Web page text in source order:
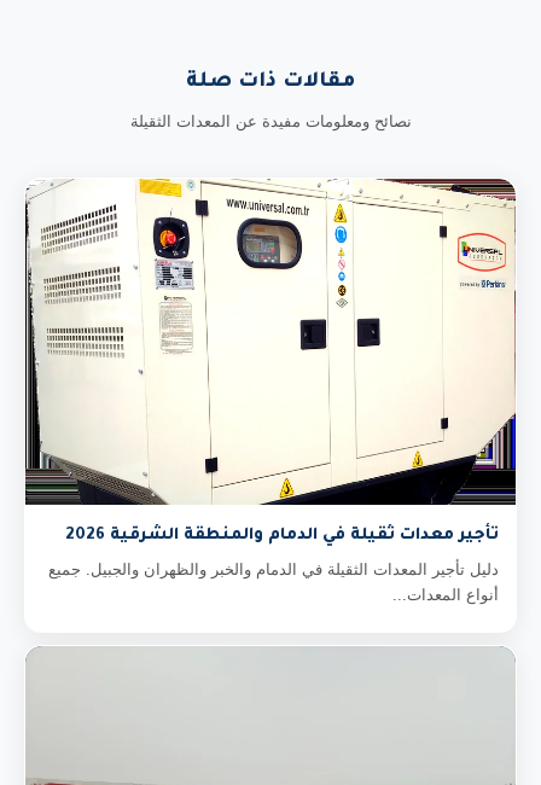
مقالات ذات صلة
نصائح ومعلومات مفيدة عن المعدات الثقيلة
تأجير معدات ثقيلة في الدمام والمنطقة الشرقية 2026
دليل تأجير المعدات الثقيلة في الدمام والخبر والظهران والجبيل. جميع
أنواع المعدات...